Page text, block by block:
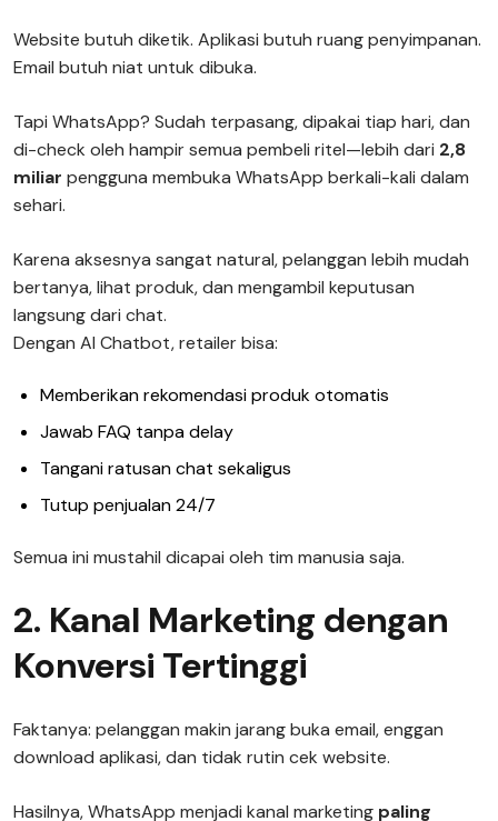
Website butuh diketik. Aplikasi butuh ruang penyimpanan.
Email butuh niat untuk dibuka.
Tapi WhatsApp? Sudah terpasang, dipakai tiap hari, dan
di-check oleh hampir semua pembeli ritel—lebih dari 2,8
miliar pengguna membuka WhatsApp berkali-kali dalam
sehari.
Karena aksesnya sangat natural, pelanggan lebih mudah
bertanya, lihat produk, dan mengambil keputusan
langsung dari chat.
Dengan AI Chatbot, retailer bisa:
Memberikan rekomendasi produk otomatis
Jawab FAQ tanpa delay
Tangani ratusan chat sekaligus
Tutup penjualan 24/7
Semua ini mustahil dicapai oleh tim manusia saja.
2. Kanal Marketing dengan
Konversi Tertinggi
Faktanya: pelanggan makin jarang buka email, enggan
download aplikasi, dan tidak rutin cek website.
Hasilnya, WhatsApp menjadi kanal marketing paling